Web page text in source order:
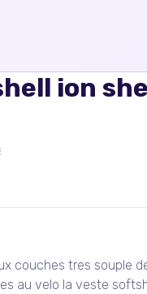
ion
couches tres souple
au velo la veste